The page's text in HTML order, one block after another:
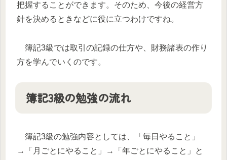
把握することができます。そのため、今後の経営方
針を決めるときなどに役に立つわけですね。
簿記3級では取引の記録の仕方や、財務諸表の作り
方を学んでいくのです。
簿記3級の勉強の流れ
簿記3級の勉強内容としては、「毎日やること」
→「月ごとにやること」→「年ごとにやること」と